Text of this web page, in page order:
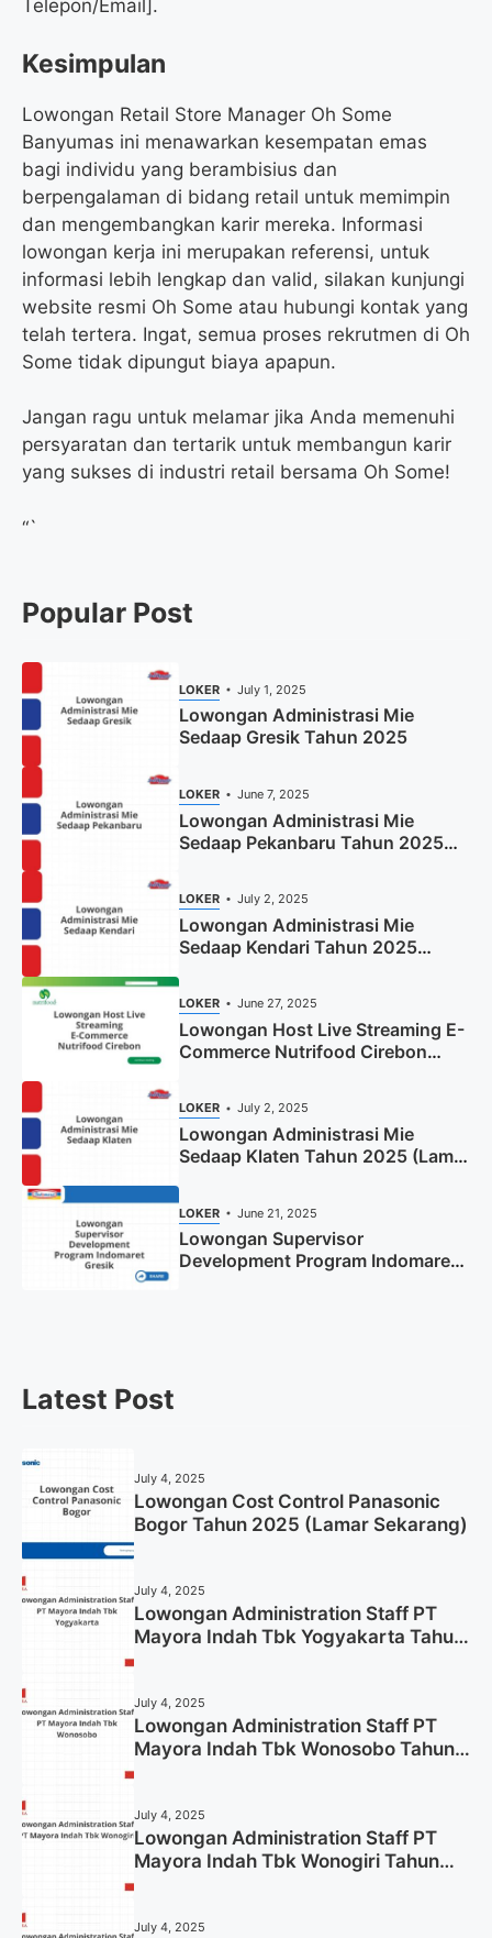
Telepon/Email].
Kesimpulan
Lowongan Retail Store Manager Oh Some
Banyumas ini menawarkan kesempatan emas
bagi individu yang berambisius dan
berpengalaman di bidang retail untuk memimpin
dan mengembangkan karir mereka. Informasi
lowongan kerja ini merupakan referensi, untuk
informasi lebih lengkap dan valid, silakan kunjungi
website resmi Oh Some atau hubungi kontak yang
telah tertera. Ingat, semua proses rekrutmen di Oh
Some tidak dipungut biaya apapun.
Jangan ragu untuk melamar jika Anda memenuhi
persyaratan dan tertarik untuk membangun karir
yang sukses di industri retail bersama Oh Some!
“`
Popular Post
LOKER July 1, 2025
Lowongan Administrasi Mie
Sedaap Gresik Tahun 2025
LOKER June 7, 2025
Lowongan Administrasi Mie
Sedaap Pekanbaru Tahun 2025
LOKER July 2, 2025
Lowongan Administrasi Mie
Sedaap Kendari Tahun 2025
LOKER June 27, 2025
Lowongan Host Live Streaming E-
Commerce Nutrifood Cirebon
LOKER July 2, 2025
Lowongan Administrasi Mie
Sedaap Klaten Tahun 2025 (Lamar
LOKER June 21, 2025
Lowongan Supervisor
Development Program Indomaret
Latest Post
July 4, 2025
Lowongan Cost Control Panasonic
Bogor Tahun 2025 (Lamar Sekarang)
July 4, 2025
Lowongan Administration Staff PT
Mayora Indah Tbk Yogyakarta Tahun
July 4, 2025
Lowongan Administration Staff PT
Mayora Indah Tbk Wonosobo Tahun
July 4, 2025
Lowongan Administration Staff PT
Mayora Indah Tbk Wonogiri Tahun
July 4, 2025